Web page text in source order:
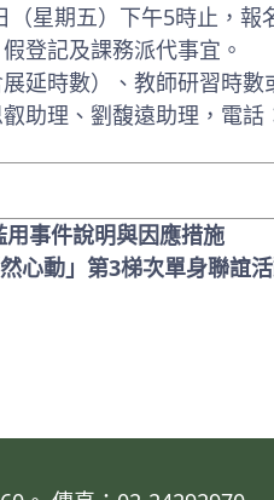
星期五）下午5時止，報
登記及課務派代事宜。
延時數）、教師研習時數
助理、劉馥遠助理，電話
用事件說明與因應措施
心動」第3梯次單身聯誼